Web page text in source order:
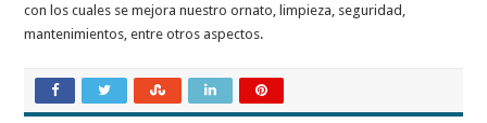
con los cuales se mejora nuestro ornato, limpieza, seguridad,
mantenimientos, entre otros aspectos.